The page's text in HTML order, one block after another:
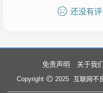
还没有
免责声明 关于我
Copyright 2025 互联网不